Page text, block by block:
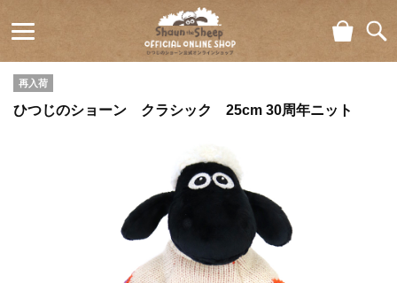
ひつじの
ラインシ
ョップ
Shaun
the Sheep
Official
再入荷
ひつじのショーン クラシック 25cm 30周年ニット